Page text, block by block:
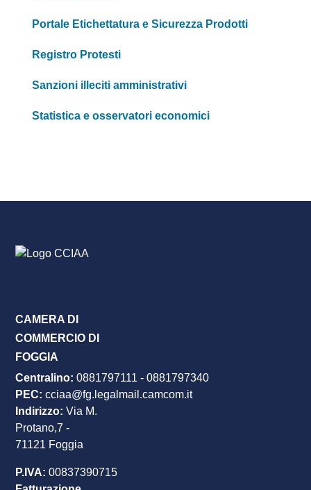
Portale Etichettatura e Sicurezza Prodotti
Registro Protesti
Sanzioni illeciti amministrativi
Statistica e osservatori economici
CAMERA DI
COMMERCIO DI
FOGGIA
Centralino: 0881797111 - 0881797340
PEC: cciaa@fg.legalmail.camcom.it
Indirizzo: Via M.
Protano,7 -
71121 Foggia
P.IVA: 00837390715